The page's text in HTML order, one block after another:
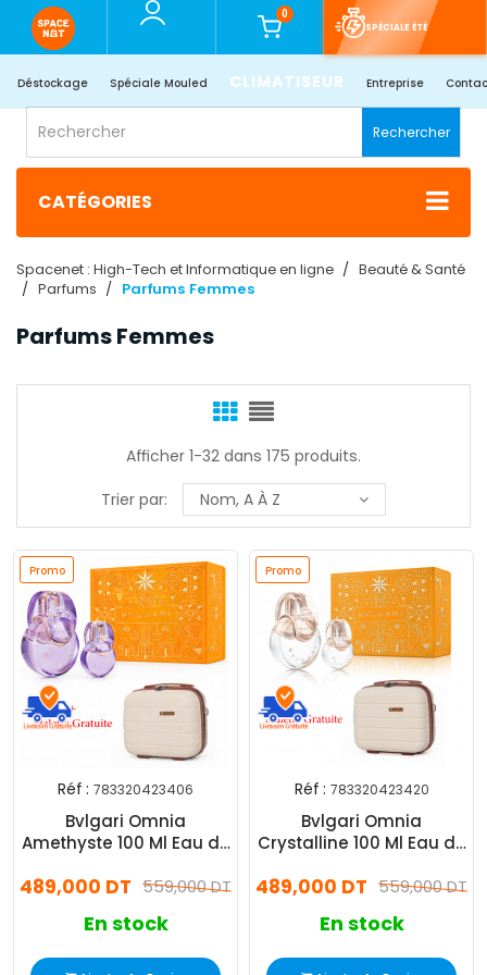
0
SPÉCIALE ÉTÉ
Déstockage Spéciale Mouled CLIMATISEUR Entreprise
Rechercher
CATÉGORIES
Spacenet : High-Tech et Informatique en ligne
Beauté & Santé
Parfums
Parfums Femmes
Parfums Femmes
Afficher 1-32 dans 175 produits.
Trier par:
Nom, A À Z
Promo
Réf : 783320423406
Bvlgari Omnia
Amethyste 100 Ml Eau de
559,000 DT
489,000 DT
En stock
Promo
Réf : 783320423420
Bvlgari Omnia
Crystalline 100 Ml Eau de
559,000 DT
489,000 DT
En stock